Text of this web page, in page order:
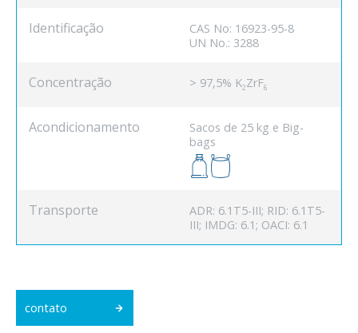
Identificação
CAS No: 16923-95-8
UN No.: 3288
Concentração > 97,5% K2ZrF6
Acondicionamento
Sacos de 25 kg e Big-
bags
Transporte
ADR: 6.1T5-III; RID: 6.1T5-
III; IMDG: 6.1; OACI: 6.1
contato